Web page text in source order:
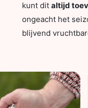
kunt dit altijd
ongeacht het
blijvend